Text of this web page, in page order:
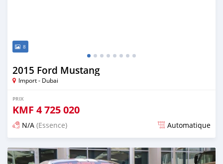
8
2015 Ford Mustang
Import - Dubai
PRIX
KMF 4 725 020
N/A (Essence) Automatique
Publié il y a presque 6 ans